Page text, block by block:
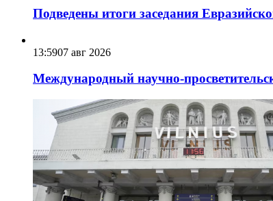
Подведены итоги заседания
13:5907 авг 2026
Международный научно-